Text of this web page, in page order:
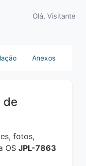
Olá, Visitante
Anexos
de
fotos,
OS JPL-7863